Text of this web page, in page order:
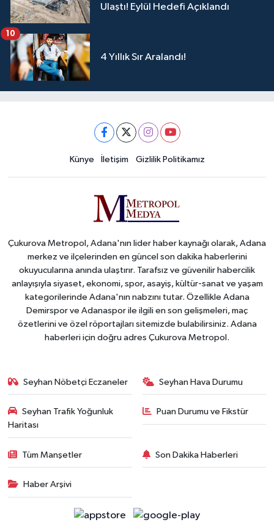
Ulaştı! Eylül Hedefi Açıklandı
4 Yıllık Sır Aralandı!
10
Künye İletişim Gizlilik Politikamız
Çukurova Metropol, Adana'nın lider haber kaynağı olarak, Adana
merkez ve ilçelerinden en güncel son dakika haberlerini
okuyucularına anında ulaştırır. Tarafsız ve güvenilir habercilik
anlayışıyla siyaset, ekonomi, spor, asayiş, kültür-sanat ve yaşam
kategorilerinde Adana'nın nabzını tutar. Özellikle Adana
Demirspor ve Adanaspor ile ilgili en son gelişmeleri, maç
özetlerini ve özel röportajları sitemizde bulabilirsiniz. Adana
haberleri için doğru adres Çukurova Metropol.
Seyhan Nöbetçi Eczaneler Seyhan Hava Durumu
Seyhan Trafik Yoğunluk
Haritası
Puan Durumu ve Fikstür
Tüm Manşetler Son Dakika Haberleri
Haber Arşivi